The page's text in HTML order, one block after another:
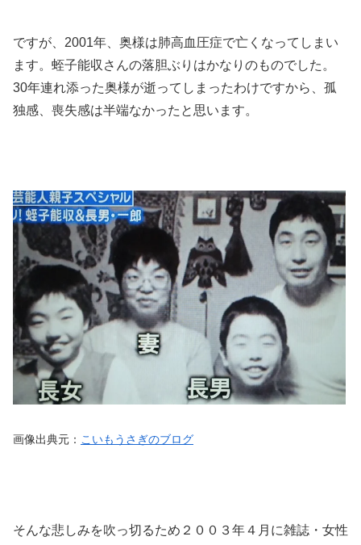
ですが、2001年、奥様は肺高血圧症で亡くなってしまい
ます。蛭子能収さんの落胆ぶりはかなりのものでした。
30年連れ添った奥様が逝ってしまったわけですから、孤
独感、喪失感は半端なかったと思います。
画像出典元： こいもうさぎのブログ
そんな悲しみを吹っ切るため２００３年４月に雑誌・女性